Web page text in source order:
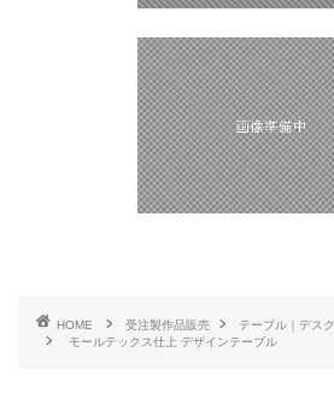
HOME 受注製作品販売
テーブル｜デスク
モールテックス仕上 デザインテーブル